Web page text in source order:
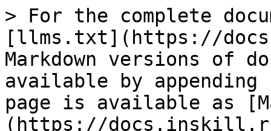
> For the complete
[llms.txt](https://
Markdown versions of
available by
page is available as
(https://